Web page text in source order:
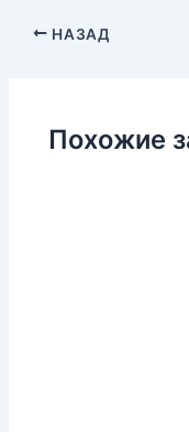
НАЗАД
Похожие